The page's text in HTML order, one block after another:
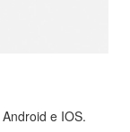
e IOS.